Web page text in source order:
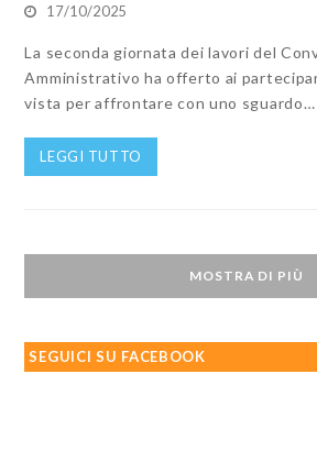
17/10/2025
La seconda giornata dei lavori del
Amministrativo ha offerto ai
vista per affrontare con uno sguardo…
LEGGI TUTTO
MOSTRA DI PIÙ
SEGUICI SU FACEBOOK